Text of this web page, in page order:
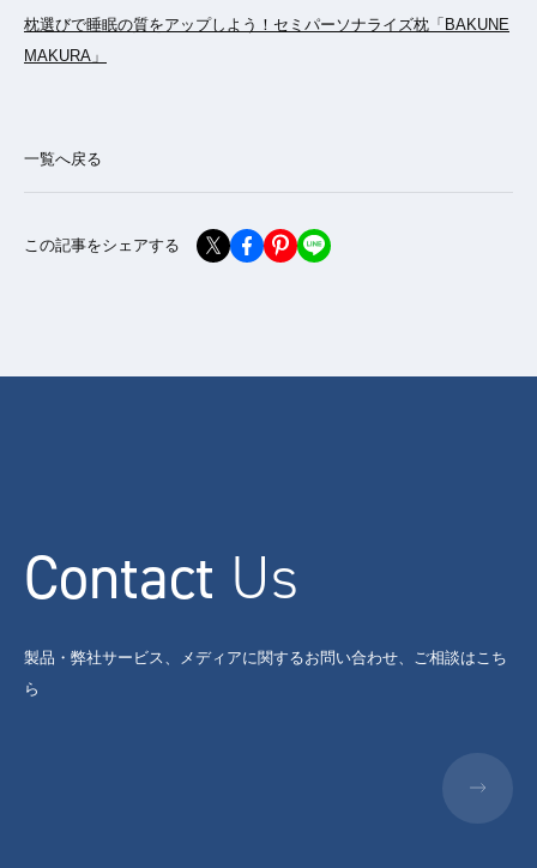
枕選びで睡眠の質をアップしよう！セミパーソナライズ枕「BAKUNE
MAKURA」
一覧へ戻る
この記事をシェアする
Contact Us
製品・弊社サービス、メディアに関するお問い合わせ、ご相談はこち
ら